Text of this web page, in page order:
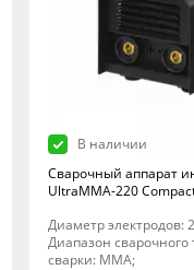
В наличии
Сварочный аппарат
UltraMMA-220
Диаметр электродов:
Диапазон сварочного
сварки: MMA;